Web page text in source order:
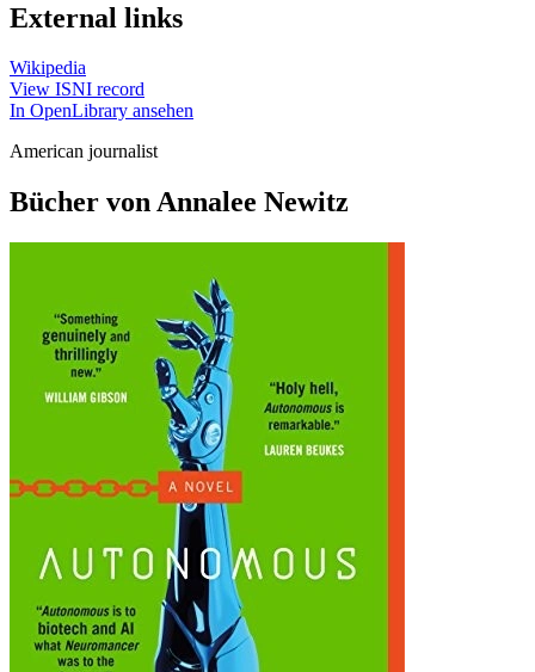
External links
Wikipedia
View ISNI record
In OpenLibrary ansehen
American journalist
Bücher von Annalee Newitz